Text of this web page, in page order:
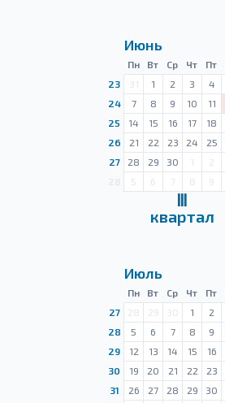
Июнь
Пн Вт Ср Чт Пт
23
31 1 2 3 4
24
7 8 9 10 11
25
14 15 16 17 18
26
21 22 23 24 25
27
28 29 30 1 2
5 6 7 8 9
Ⅲ
квартал
Июль
Пн Вт Ср Чт Пт
27
28 29 30 1 2
28
5 6 7 8 9
29
12 13 14 15 16
30
19 20 21 22 23
31
26 27 28 29 30